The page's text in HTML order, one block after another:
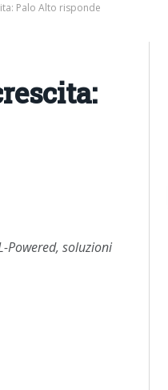
Palo Alto risponde
Powered, soluzioni